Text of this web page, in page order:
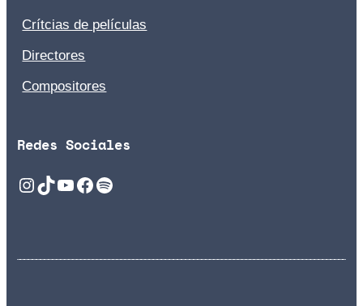
Crítcias de películas
Directores
Compositores
Redes Sociales
Instagram TikTok YouTube Facebook Spotify